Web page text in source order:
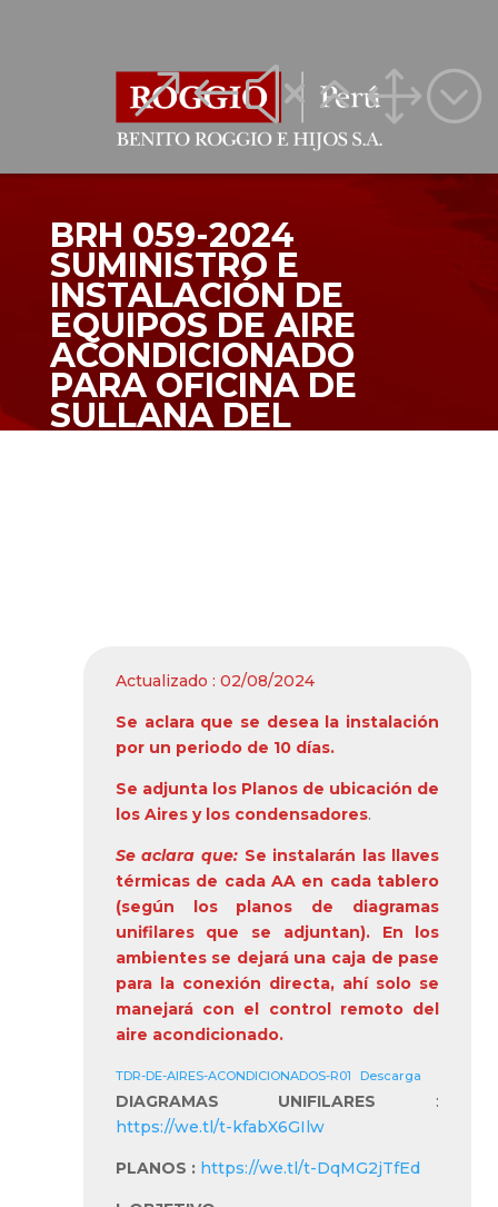
&#x61;
&#x61;
BRH 059-2024
SUMINISTRO E
INSTALACIÓN DE
EQUIPOS DE AIRE
ACONDICIONADO
PARA OFICINA DE
SULLANA DEL
Actualizado : 02/08/2024
Se aclara que se desea la instalación
por un periodo de 10 días.
Se adjunta los Planos de ubicación de
los Aires y los condensadores.
Se aclara que: Se instalarán las llaves
térmicas de cada AA en cada tablero
(según los planos de diagramas
unifilares que se adjuntan). En los
ambientes se dejará una caja de pase
para la conexión directa, ahí solo se
manejará con el control remoto del
aire acondicionado.
TDR-DE-AIRES-ACONDICIONADOS-R01 Descarga
DIAGRAMAS UNIFILARES :
https://we.tl/t-kfabX6GIlw
PLANOS : https://we.tl/t-DqMG2jTfEd